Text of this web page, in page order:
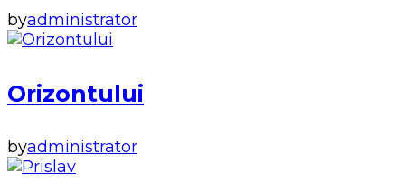
byadministrator
Orizontului
byadministrator